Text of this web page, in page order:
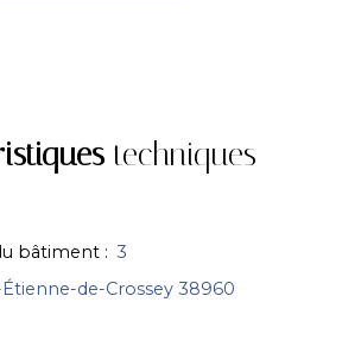
techniques
bâtiment : 3
de-Crossey 38960